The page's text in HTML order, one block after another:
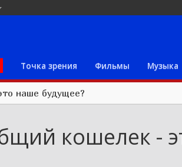
Точка зрения Фильмы Музыка
наше будущее?
кошелек -